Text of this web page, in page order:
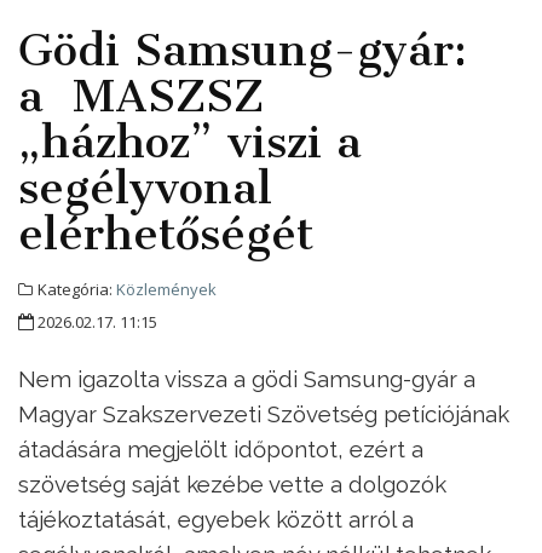
Gödi Samsung-gyár:
a MASZSZ
„házhoz” viszi a
segélyvonal
elérhetőségét
Kategória: Közlemények
2026.02.17. 11:15
Nem igazolta vissza a gödi Samsung-gyár a
Magyar Szakszervezeti Szövetség petíciójának
átadására megjelölt időpontot, ezért a
szövetség saját kezébe vette a dolgozók
tájékoztatását, egyebek között arról a